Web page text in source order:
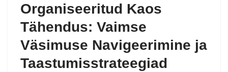
Organiseeritud Kaos
Tähendus: Vaimse
Väsimuse Navigeerimine ja
Taastumisstrateegiad